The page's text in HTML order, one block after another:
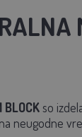
so
neugodne